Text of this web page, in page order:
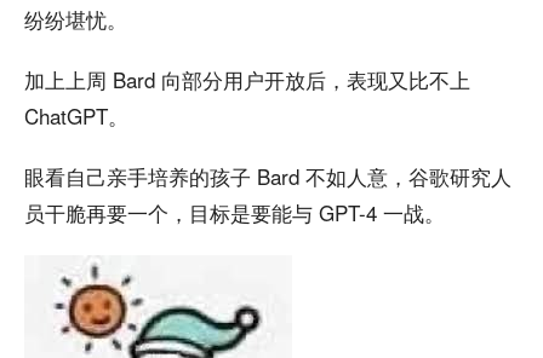
纷纷堪忧。
加上上周 Bard 向部分用户开放后，表现又比不上
ChatGPT。
眼看自己亲手培养的孩子 Bard 不如人意，谷歌研究人
员干脆再要一个，目标是要能与 GPT-4 一战。